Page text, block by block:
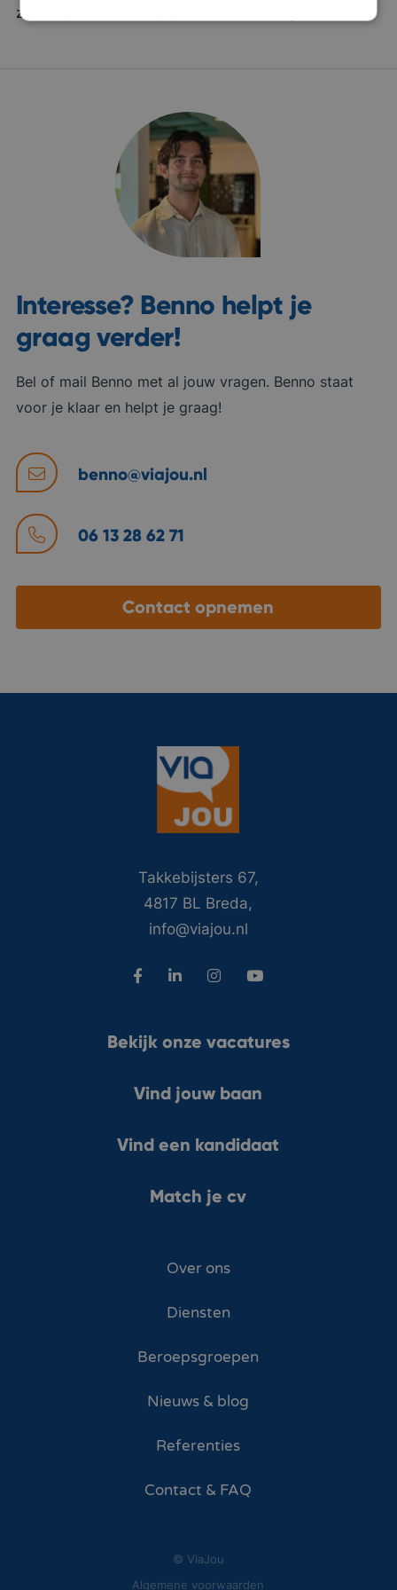
zoeken jullie écht? Zijn jullie voor elkaar gemaakt?
Interesse? Benno helpt je
graag verder!
Bel of mail Benno met al jouw vragen. Benno staat
voor je klaar en helpt je graag!
benno@viajou.nl
06 13 28 62 71
Contact opnemen
Takkebijsters 67,
4817 BL Breda,
info@viajou.nl
Bekijk onze vacatures
Vind jouw baan
Vind een kandidaat
Match je cv
Over ons
Diensten
Beroepsgroepen
Nieuws & blog
Referenties
Contact & FAQ
© ViaJou
Algemene voorwaarden